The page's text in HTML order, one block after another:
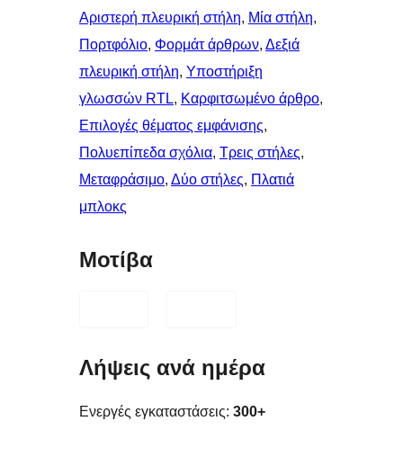
Αριστερή πλευρική στήλη, Μία στήλη
Πορτφόλιο, Φορμάτ άρθρων, Δεξιά
πλευρική στήλη, Υποστήριξη
γλωσσών RTL, Καρφιτσωμένo άρθρo
Επιλογές θέματος εμφάνισης
Πολυεπίπεδα σχόλια, Τρεις στήλες
Μεταφράσιμο, Δύο στήλες, Πλατιά
μπλοκς
Μοτίβα
Λήψεις ανά ημέρα
Ενεργές εγκαταστάσεις: 300+